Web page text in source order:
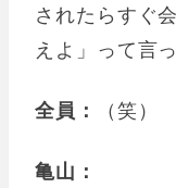
されたらすぐ
えよ」って言
全員： （笑）
亀山：